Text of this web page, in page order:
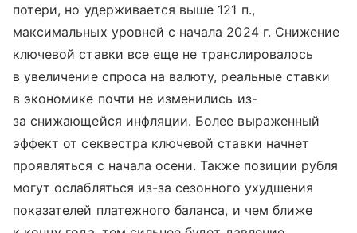
потери, но удерживается выше 121 п.,
максимальных уровней с начала 2024 г. Снижение
ключевой ставки все еще не транслировалось
в увеличение спроса на валюту, реальные ставки
в экономике почти не изменились из-
за снижающейся инфляции. Более выраженный
эффект от секвестра ключевой ставки начнет
проявляться с начала осени. Также позиции рубля
могут ослабляться из-за сезонного ухудшения
показателей платежного баланса, и чем ближе